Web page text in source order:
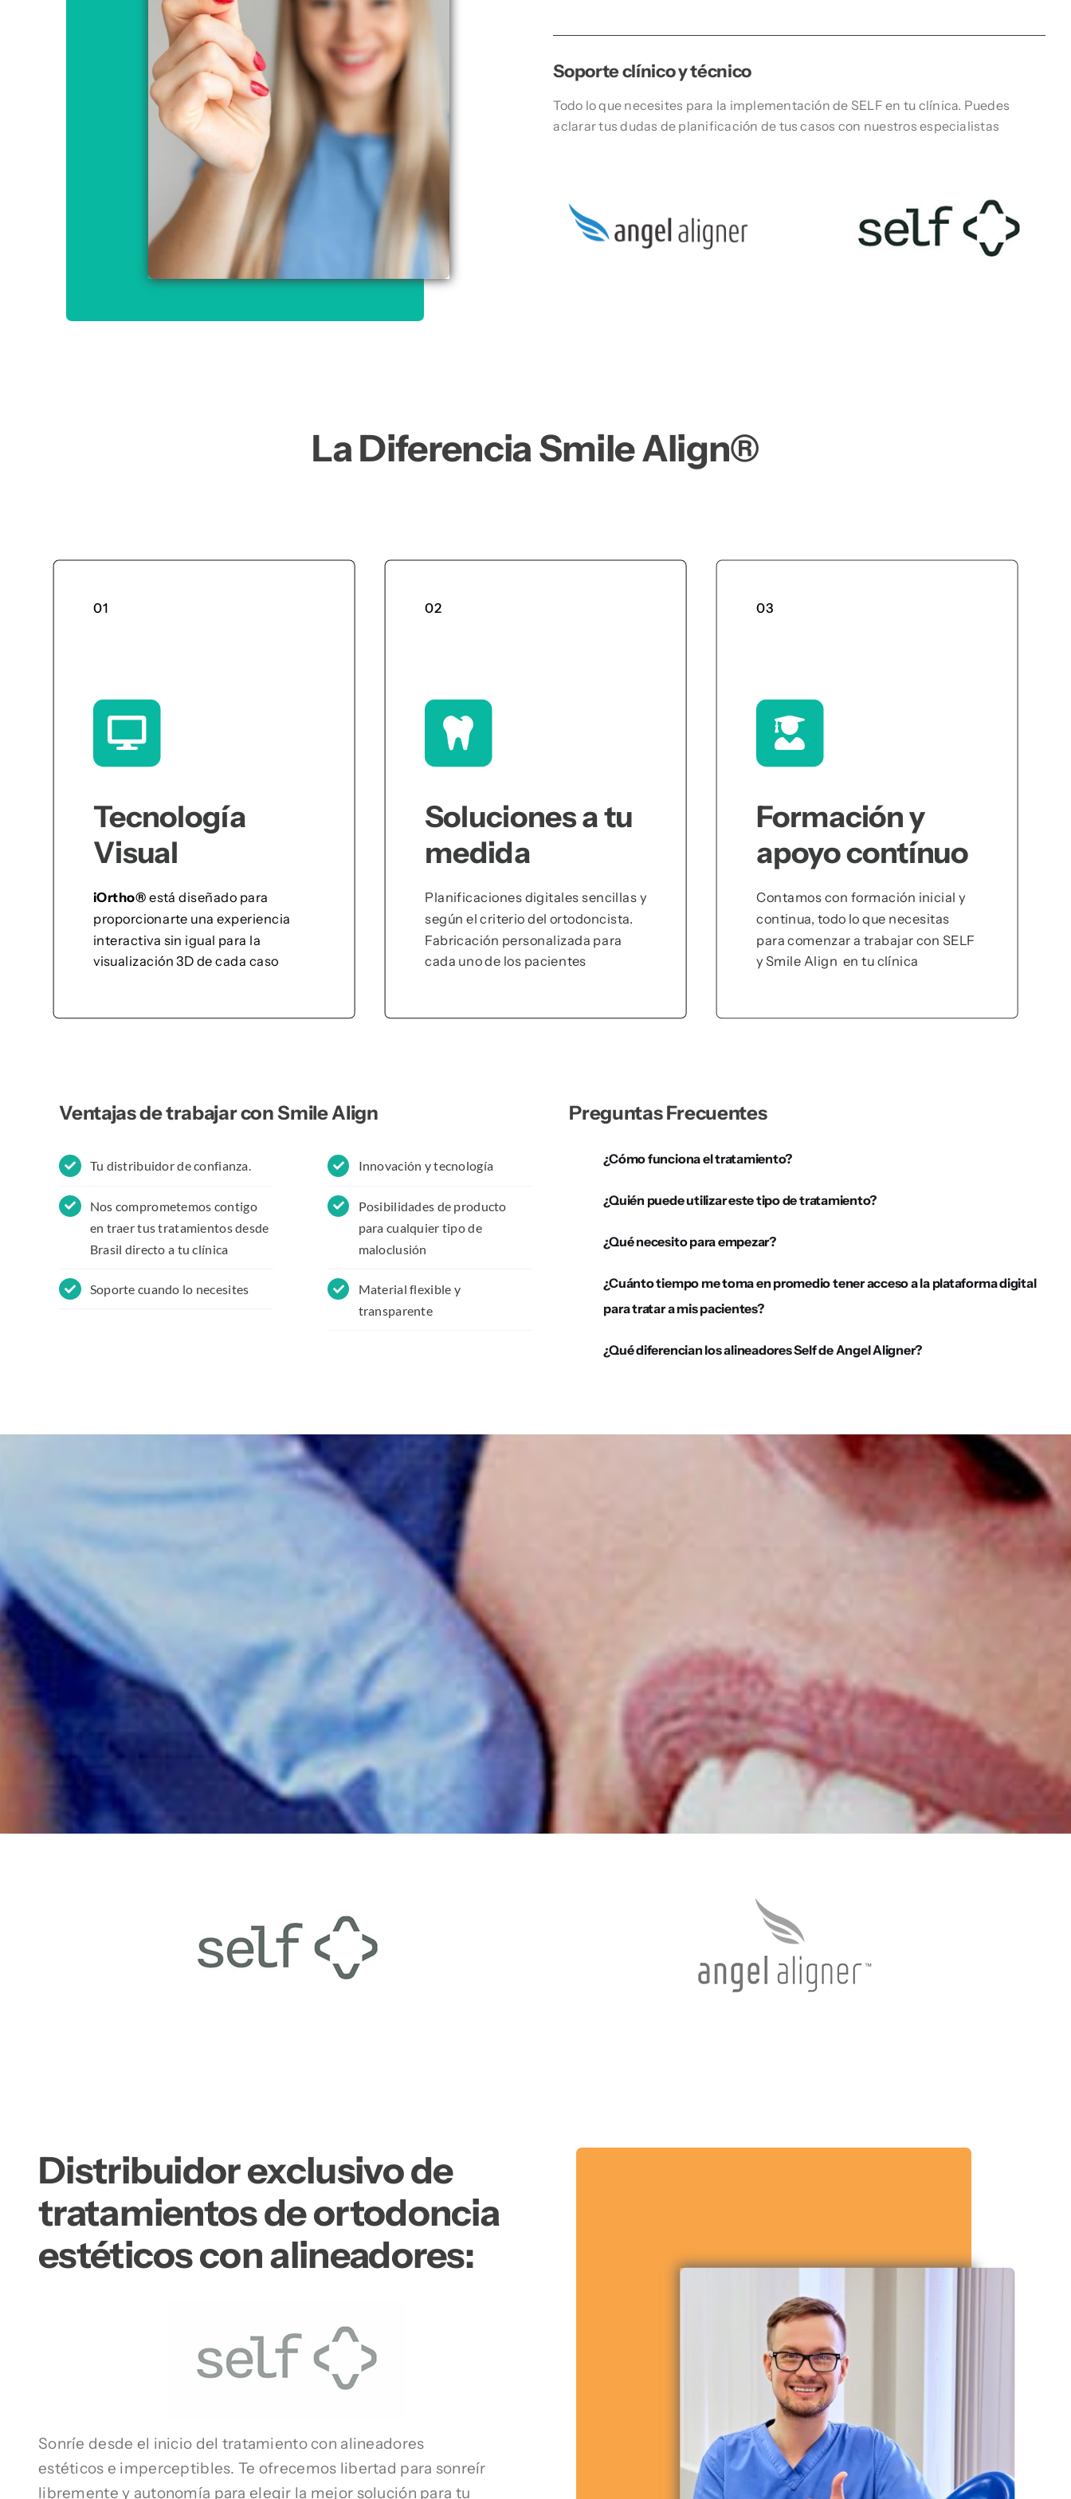
Soporte clínico y técnico
Todo lo que necesites para la implementación de SELF en tu clínica. Puedes
aclarar tus dudas de planificación de tus casos con nuestros especialistas
La Diferencia Smile Align®
01
Tecnología
Visual
iOrtho®está diseñado para
proporcionarte una experiencia
interactiva sin igual para la
visualización 3D de cada caso
02
Soluciones a tu
medida
Planificaciones digitales sencillas y
según el criterio del ortodoncista.
Fabricación personalizada para
cada uno de los pacientes
03
Formación y
apoyo contínuo
Contamos con formación inicial y
continua, todo lo que necesitas
para comenzar a trabajar con SELF
y Smile Align en tu clínica
Ventajas de trabajar con Smile Align
Tu distribuidor de confianza.
Nos comprometemos contigo
en traer tus tratamientos desde
Brasil directo a tu clínica
Soporte cuando lo necesites
Innovación y tecnología
Posibilidades de producto
para cualquier tipo de
maloclusión
Material flexible y
transparente
Preguntas Frecuentes
¿Cómo funciona el tratamiento?
¿Quién puede utilizar este tipo de tratamiento?
¿Qué necesito para empezar?
¿Cuánto tiempo me toma en promedio tener acceso a la plataforma digital
para tratar a mis pacientes?
¿Qué diferencian los alineadores Self de Angel Aligner?
Distribuidor exclusivo de
tratamientos de ortodoncia
estéticos con alineadores:
Sonríe desde el inicio del tratamiento con alineadores
estéticos e imperceptibles. Te ofrecemos libertad para sonreír
libremente y autonomía para elegir la mejor solución para tu